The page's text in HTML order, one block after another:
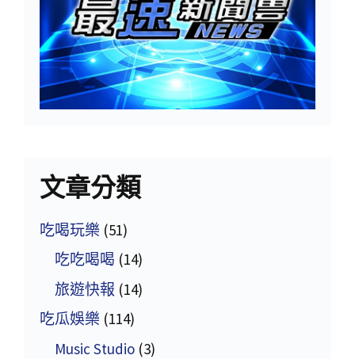
文章分類
吃喝玩樂 (51)
吃吃喝喝 (14)
旅遊快報 (14)
吃瓜娛樂 (114)
Music Studio (3)